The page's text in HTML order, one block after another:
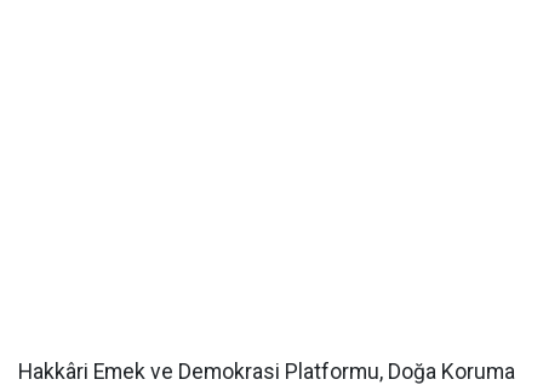
Hakkâri Emek ve Demokrasi Platformu, Doğa Koruma